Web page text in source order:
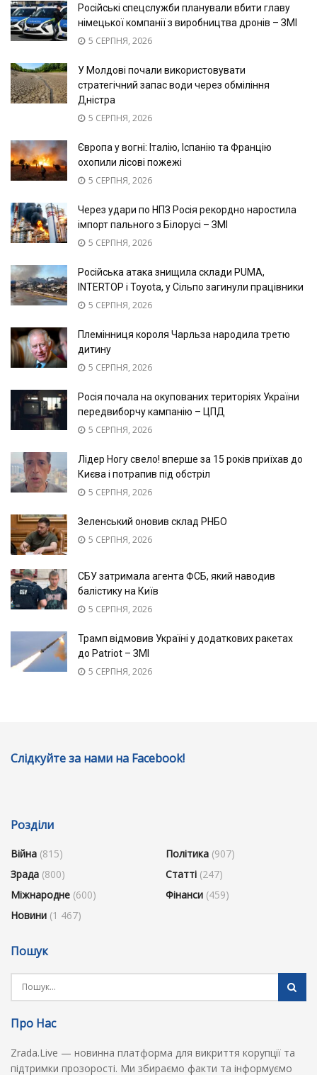
Російські спецслужби планували вбити главу
німецької компанії з виробництва дронів – ЗМІ
5 СЕРПНЯ, 2026
У Молдові почали використовувати
стратегічний запас води через обміління
Дністра
5 СЕРПНЯ, 2026
Європа у вогні: Італію, Іспанію та Францію
охопили лісові пожежі
5 СЕРПНЯ, 2026
Через удари по НПЗ Росія рекордно наростила
імпорт пального з Білорусі – ЗМІ
5 СЕРПНЯ, 2026
Російська атака знищила склади PUMA,
INTERTOP і Toyota, у Сільпо загинули працівники
5 СЕРПНЯ, 2026
Племінниця короля Чарльза народила третю
дитину
5 СЕРПНЯ, 2026
Росія почала на окупованих територіях України
передвиборчу кампанію – ЦПД
5 СЕРПНЯ, 2026
Лідер Ногу свело! вперше за 15 років приїхав до
Києва і потрапив під обстріл
5 СЕРПНЯ, 2026
Зеленський оновив склад РНБО
5 СЕРПНЯ, 2026
СБУ затримала агента ФСБ, який наводив
балістику на Київ
5 СЕРПНЯ, 2026
Трамп відмовив Україні у додаткових ракетах
до Patriot – ЗМІ
5 СЕРПНЯ, 2026
Слідкуйте за нами на Facebook!
Розділи
Війна (815)
Зрада (800)
Міжнародне (600)
Новини (1 467)
Політика (907)
Статті (247)
Фінанси (459)
Пошук
Про Нас
Zrada.Live — новинна платформа для викриття корупції та
підтримки прозорості. Ми збираємо факти та інформуємо